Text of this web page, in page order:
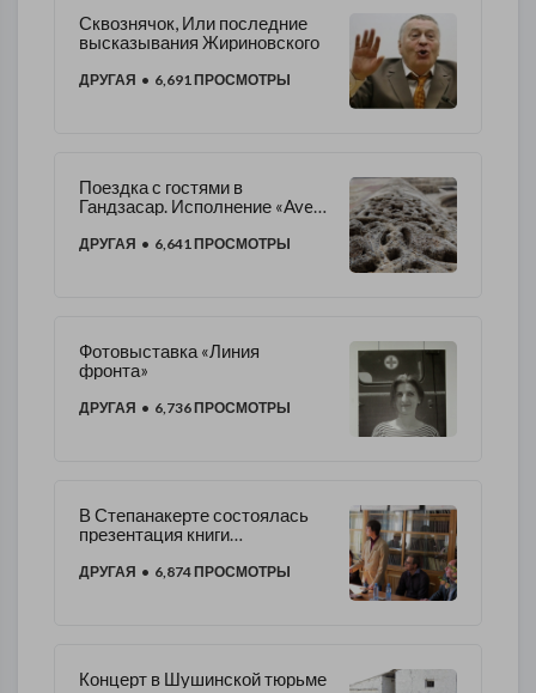
Сквознячок, Или последние
высказывания Жириновского
ДРУГАЯ • 6,691 ПРОСМОТРЫ
Поездка с гостями в
Гандзасар. Исполнение «Ave
ДРУГАЯ • 6,641 ПРОСМОТРЫ
Фотовыставка «Линия
фронта»
ДРУГАЯ • 6,736 ПРОСМОТРЫ
В Степанакерте состоялась
презентация книги
ДРУГАЯ • 6,874 ПРОСМОТРЫ
Концерт в Шушинской тюрьме